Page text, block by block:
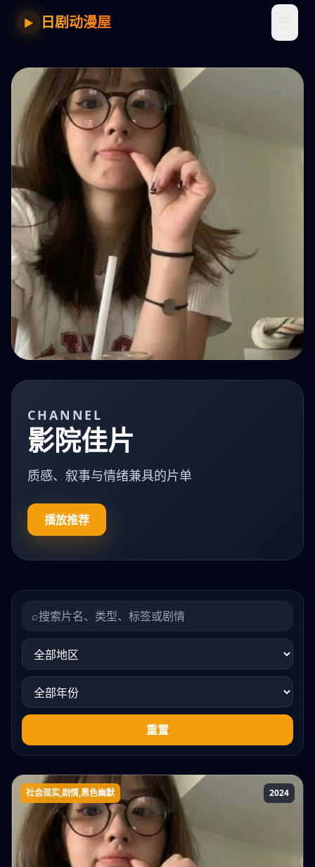
▶ 日剧动漫屋
影院佳片
CHANNEL
影院佳片
质感、叙事与情绪兼具的片单
播放推荐
⌕
重置
300页iPhone帐单
社会现实,剧情,黑色幽默 2024